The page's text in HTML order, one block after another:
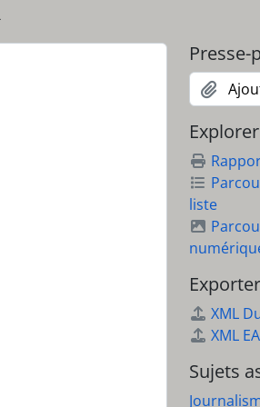
Presse-
Explorer
liste
Exporter
XML
XML
Sujets